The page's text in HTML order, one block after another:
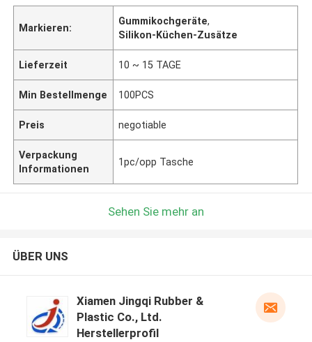
Markieren:
Gummikochgeräte,
Silikon-Küchen-Zusätze
Lieferzeit 10 ~ 15 TAGE
Min Bestellmenge 100PCS
Preis negotiable
Verpackung
Informationen
1pc/opp Tasche
Sehen Sie mehr an
ÜBER UNS
Xiamen Jingqi Rubber &
Plastic Co., Ltd.
Herstellerprofil